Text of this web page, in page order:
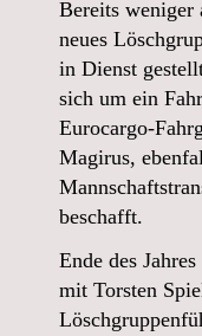
Bereits weniger
neues
in Dienst
sich um ein
Eurocargo-
Magirus,
beschafft.
Ende des
mit Torsten